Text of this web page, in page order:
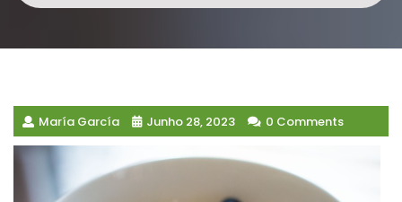
María García Junho 28, 2023 0 Comments